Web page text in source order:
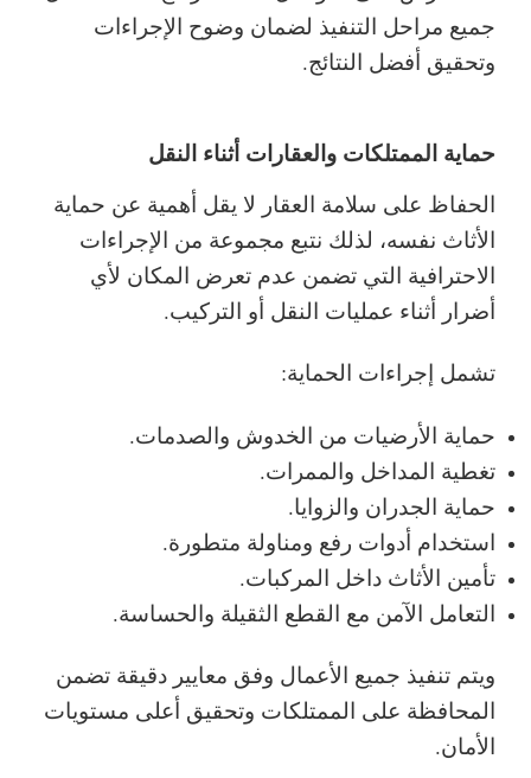
جميع مراحل التنفيذ لضمان وضوح الإجراءات
وتحقيق أفضل النتائج.
حماية الممتلكات والعقارات أثناء النقل
الحفاظ على سلامة العقار لا يقل أهمية عن حماية
الأثاث نفسه، لذلك نتبع مجموعة من الإجراءات
الاحترافية التي تضمن عدم تعرض المكان لأي
أضرار أثناء عمليات النقل أو التركيب.
تشمل إجراءات الحماية:
حماية الأرضيات من الخدوش والصدمات.
تغطية المداخل والممرات.
حماية الجدران والزوايا.
استخدام أدوات رفع ومناولة متطورة.
تأمين الأثاث داخل المركبات.
التعامل الآمن مع القطع الثقيلة والحساسة.
ويتم تنفيذ جميع الأعمال وفق معايير دقيقة تضمن
المحافظة على الممتلكات وتحقيق أعلى مستويات
الأمان.